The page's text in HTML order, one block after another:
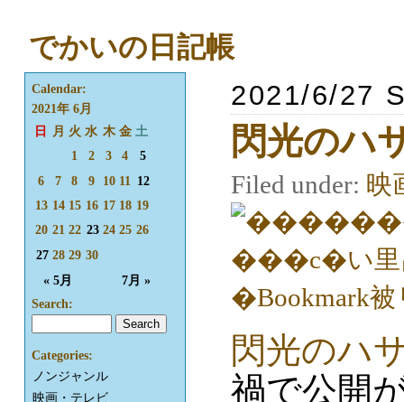
でかいの日記帳
2021/6/27
閃光のハ
Filed under: 映
閃光のハ
禍で公開
Calendar:
2021年 6月
日
月 火 水 木 金 土
« 5月 7月 »
1 2 3 4
5
6
7 8 9 10 11
12
13 14 15 16 17 18 19
20 21 22 23 24 25 26
27 28 29 30
Search:
Categories:
ノンジャンル
映画・テレビ